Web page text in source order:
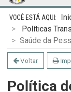
para
menu
para
Início
conteúdo
Políticas
Saúde da
Voltar
Política